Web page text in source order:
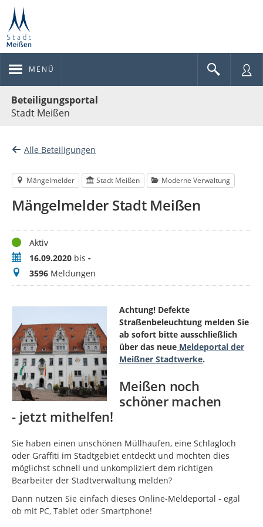
MENÜ
Beteiligungsportal
Stadt Meißen
Alle Beteiligungen
Mängelmelder Stadt Meißen Moderne Verwaltung
Mängelmelder Stadt Meißen
StatusAktiv
Zeitraum16.09.2020 bis -
Meldungen
3596 Meldungen
Achtung! Defekte
Straßenbeleuchtung melden Sie
ab sofort bitte ausschließlich
über das neue Meldeportal der
Meißner Stadtwerke.
Meißen noch
schöner machen
- jetzt mithelfen!
Sie haben einen unschönen Müllhaufen, eine Schlagloch
oder Graffiti im Stadtgebiet entdeckt und möchten dies
möglichst schnell und unkompliziert dem richtigen
Bearbeiter der Stadtverwaltung melden?
Dann nutzen Sie einfach dieses Online-Meldeportal - egal
ob mit PC, Tablet oder Smartphone!